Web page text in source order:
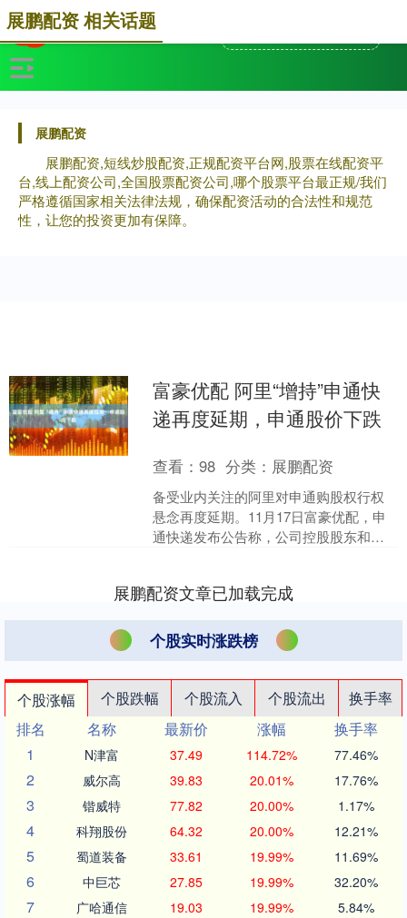
展鹏配资
展鹏配资,短线炒股配资,正规配资平台网,股票在线配资平
台,线上配资公司,全国股票配资公司,哪个股票平台最正规/我们
严格遵循国家相关法律法规，确保配资活动的合法性和规范
性，让您的投资更加有保障。
展鹏配资 相关话题
富豪优配 阿里“增持”申通快
递再度延期，申通股价下跌
查看：98 分类： 展鹏配资
备受业内关注的阿里对申通购股权行权
悬念再度延期。11月17日富豪优配，申
通快递发布公告称，公司控股股东和实
展鹏配资文章已加载完成
个股实时涨跌榜
个股涨幅 个股跌幅 个股流入 个股流出
换手率
排名
名称 最新价 涨幅
换手率
1
N津富 37.49 114.72% 77.46%
2 威尔高 39.83 20.01% 17.76%
3 锴威特 77.82 20.00% 1.17%
4 科翔股份 64.32 20.00% 12.21%
5 蜀道装备 33.61 19.99% 11.69%
6 中巨芯 27.85 19.99% 32.20%
7 广哈通信 19.03 19.99% 5.84%